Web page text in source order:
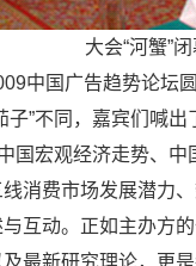
大会“河蟹”
中国广告趋势论
”不同，嘉宾们喊出
国宏观经济走势、
消费市场发展潜力
互动。正如主办方
最新研究理论，更